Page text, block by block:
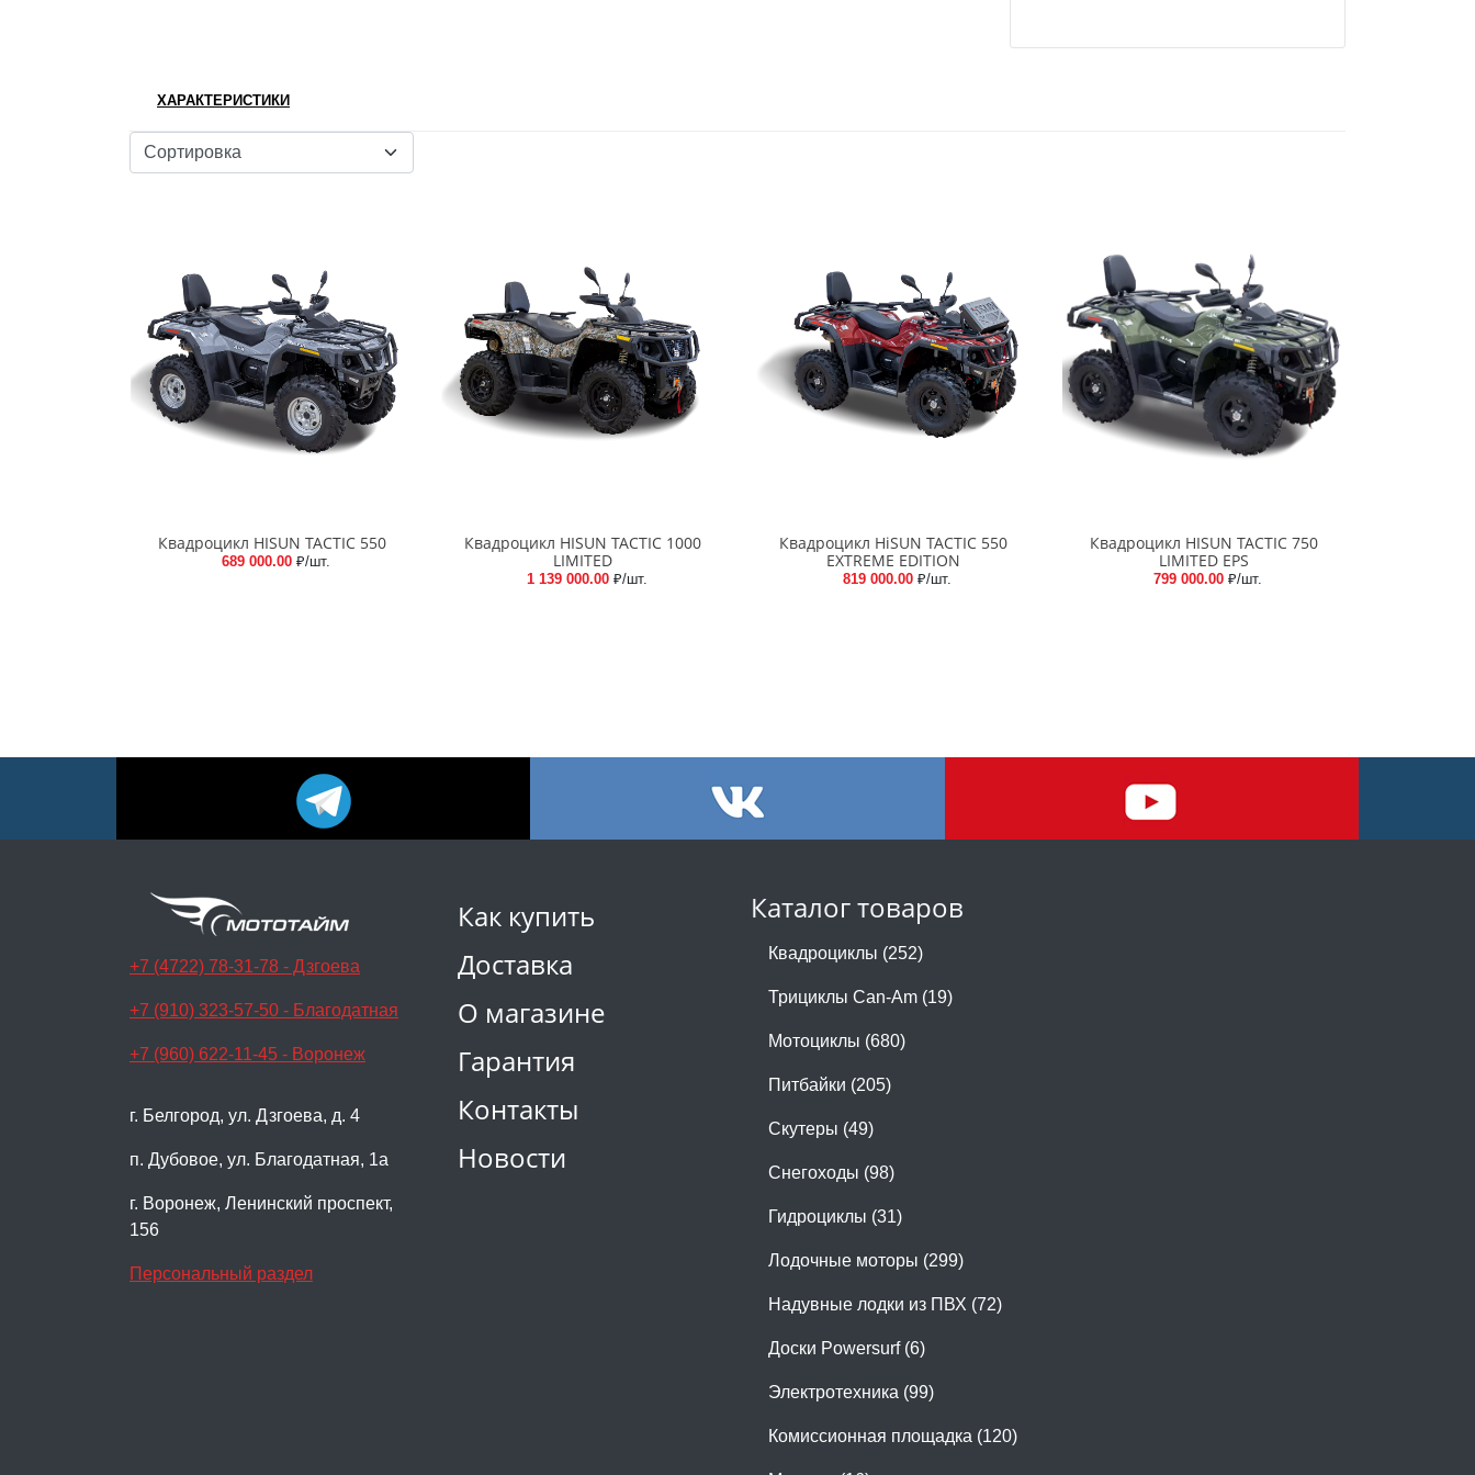
ХАРАКТЕРИСТИКИ
Квадроцикл HISUN TACTIC 550
689 000.00 ₽/шт.
Квадроцикл HISUN TACTIC 1000
LIMITED
1 139 000.00 ₽/шт.
Квадроцикл HiSUN TACTIC 550
EXTREME EDITION
819 000.00 ₽/шт.
Квадроцикл HISUN TACTIC 750
LIMITED EPS
799 000.00 ₽/шт.
Как купить
Доставка
О магазине
Гарантия
Контакты
Новости
Каталог товаров
Квадроциклы (252)
Трициклы Can-Am (19)
Мотоциклы (680)
Питбайки (205)
Скутеры (49)
Снегоходы (98)
Гидроциклы (31)
Лодочные моторы (299)
Надувные лодки из ПВХ (72)
Доски Powersurf (6)
Электротехника (99)
Комиссионная площадка (120)
+7 (4722) 78-31-78 - Дзгоева
+7 (910) 323-57-50 - Благодатная
+7 (960) 622-11-45 - Воронеж
г. Белгород, ул. Дзгоева, д. 4
п. Дубовое, ул. Благодатная, 1а
г. Воронеж, Ленинский проспект,
156
Персональный раздел